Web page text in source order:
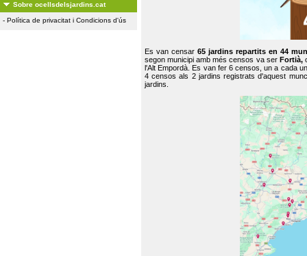
Sobre ocellsdelsjardins.cat
- Política de privacitat i Condicions d'ús
Es van censar65 jardins repartits en 44
segon municipi amb més censos va ser Fortià,
l'Alt Empordà. Es van fer 6 censos, un a cada
4 censos als 2 jardins registrats d'aquest
jardins.